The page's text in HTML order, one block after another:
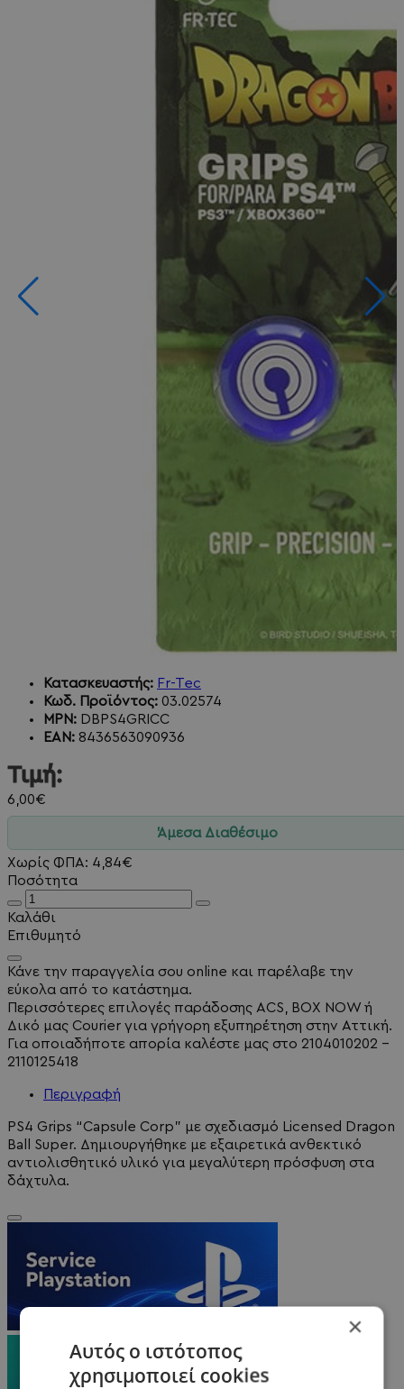
Κατασκευαστής: Fr-Tec
Κωδ. Προϊόντος: 03.02574
MPN: DBPS4GRICC
EAN: 8436563090936
Τιμή:
6,00€
Άμεσα Διαθέσιμο
Χωρίς ΦΠΑ: 4,84€
Ποσότητα
Καλάθι
Επιθυμητό
Κάνε την παραγγελία σου online και παρέλαβε την
εύκολα από το κατάστημα.
Περισσότερες επιλογές παράδοσης ACS, BOX NOW ή
Δικό μας Courier για γρήγορη εξυπηρέτηση στην Αττική.
Για οποιαδήποτε απορία καλέστε μας στο 2104010202 -
2110125418
Περιγραφή
PS4 Grips “Capsule Corp” με σχεδιασμό Licensed Dragon
Ball Super. Δημιουργήθηκε με εξαιρετικά ανθεκτικό
αντιολισθητικό υλικό για μεγαλύτερη πρόσφυση στα
δάχτυλα.
×
Αυτός ο ιστότοπος
χρησιμοποιεί cookies